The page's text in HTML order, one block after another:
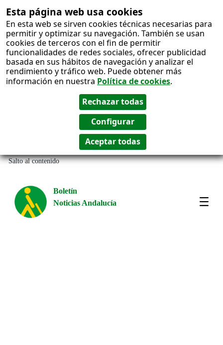
Esta página web usa cookies
En esta web se sirven cookies técnicas necesarias para
permitir y optimizar su navegación. También se usan
cookies de terceros con el fin de permitir
funcionalidades de redes sociales, ofrecer publicidad
basada en sus hábitos de navegación y analizar el
rendimiento y tráfico web. Puede obtener más
información en nuestra Política de cookies.
Salto al contenido
Boletín
Noticias Andalucía